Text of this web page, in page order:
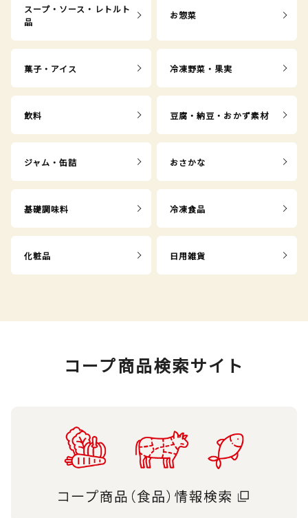
スープ・ソース・レトルト
品
お惣菜
菓子・アイス 冷凍野菜・果実
飲料 豆腐・納豆・おかず素材
ジャム・缶詰 おさかな
基礎調味料 冷凍食品
化粧品 日用雑貨
コープ商品検索サイト